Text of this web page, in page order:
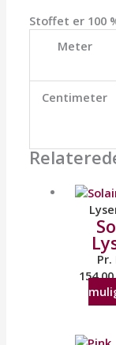
Stoffet er 100
Meter
Centimeter